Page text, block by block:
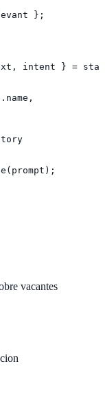
};
intent } =
vacantes